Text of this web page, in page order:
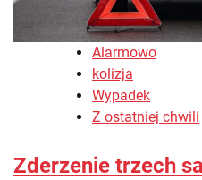
Alarmowo
kolizja
Wypadek
Z ostatniej chwili
Zderzenie trzech